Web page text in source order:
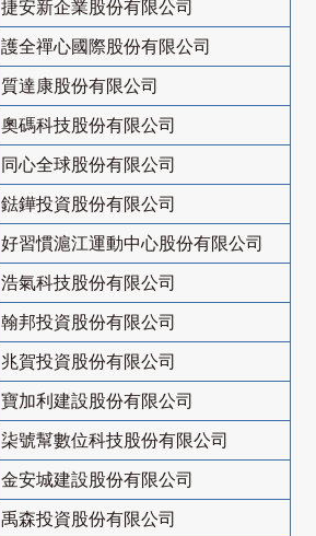
捷安新企業股份有限公司
護全禪心國際股份有限公司
質達康股份有限公司
奧碼科技股份有限公司
同心全球股份有限公司
鍅鏵投資股份有限公司
好習慣滬江運動中心股份有限公司
浩氣科技股份有限公司
翰邦投資股份有限公司
兆賀投資股份有限公司
寶加利建設股份有限公司
柒號幫數位科技股份有限公司
金安城建設股份有限公司
禹森投資股份有限公司